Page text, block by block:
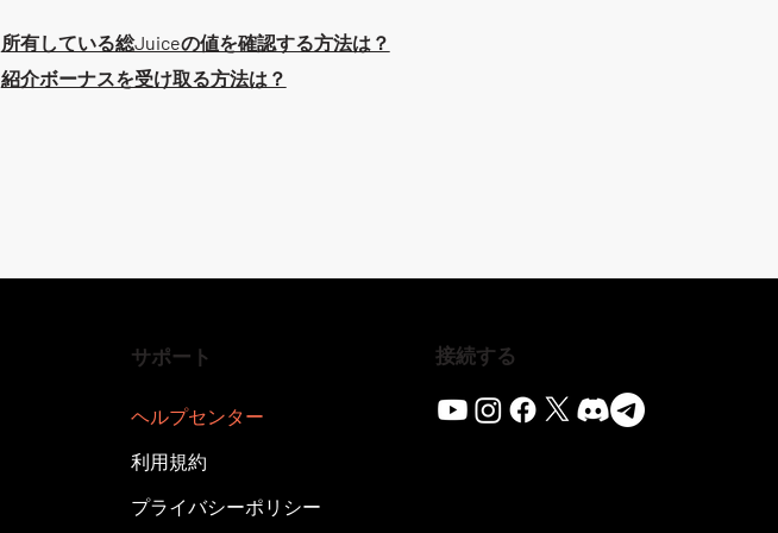
所有している総Juiceの値を確認する方法は？
紹介ボーナスを受け取る方法は？
サポート
ヘルプセンター
利用規約
プライバシーポリシー
接続する